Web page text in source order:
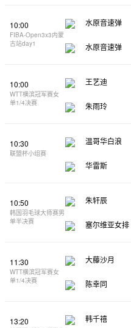
10:00
FIBA-Open3x3内蒙
古站day1
水原音速弹
水原音速弹
10:00
WTT横滨冠军赛女
单1/4决赛
王艺迪
朱雨玲
10:30
联盟杯小组赛
温哥华白浪
华雷斯
10:50
韩国羽毛球大师赛男
单半决赛
朱轩辰
塞尔维亚女排
11:30
WTT横滨冠军赛女
单1/4决赛
大藤沙月
陈幸同
13:20 韩千禧